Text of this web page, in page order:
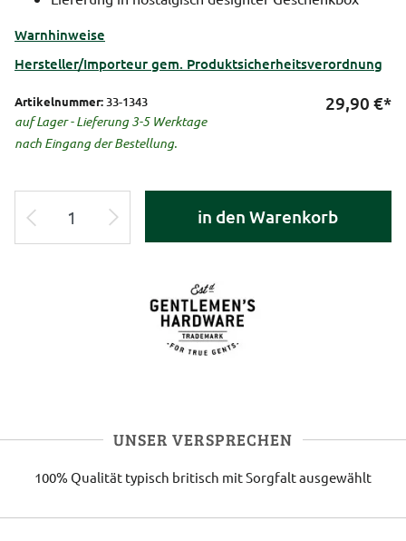
Warnhinweise
Hersteller/Importeur gem. Produktsicherheitsverordnung
Artikelnummer: 33-1343
auf Lager - Lieferung 3-5 Werktage
nach Eingang der Bestellung.
29,90 €*
in den Warenkorb
UNSER VERSPRECHEN
100% Qualität typisch britisch mit Sorgfalt ausgewählt